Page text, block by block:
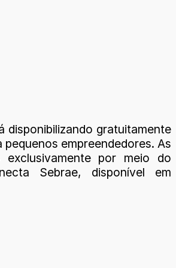
disponibilizando gratuitamente
empreendedores. As
exclusivamente por meio do
Sebrae, disponível em